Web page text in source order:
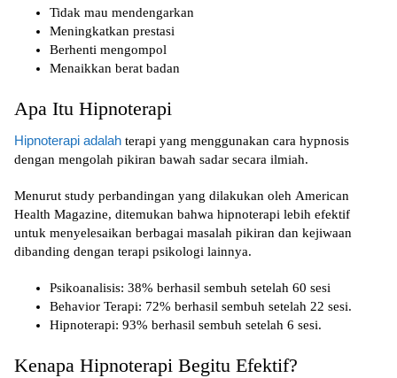
Tidak mau mendengarkan
Meningkatkan prestasi
Berhenti mengompol
Menaikkan berat badan
Apa Itu Hipnoterapi
Hipnoterapi adalah terapi yang menggunakan cara hypnosis
dengan mengolah pikiran bawah sadar secara ilmiah.
Menurut study perbandingan yang dilakukan oleh American
Health Magazine, ditemukan bahwa hipnoterapi lebih efektif
untuk menyelesaikan berbagai masalah pikiran dan kejiwaan
dibanding dengan terapi psikologi lainnya.
Psikoanalisis: 38% berhasil sembuh setelah 60 sesi
Behavior Terapi: 72% berhasil sembuh setelah 22 sesi.
Hipnoterapi: 93% berhasil sembuh setelah 6 sesi.
Kenapa Hipnoterapi Begitu Efektif?